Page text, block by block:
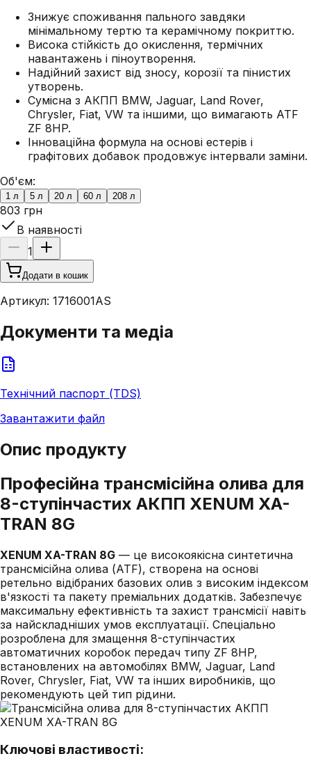
Знижує споживання пального завдяки
мінімальному тертю та керамічному покриттю.
Висока стійкість до окислення, термічних
навантажень і піноутворення.
Надійний захист від зносу, корозії та пінистих
утворень.
Сумісна з АКПП BMW, Jaguar, Land Rover,
Chrysler, Fiat, VW та іншими, що вимагають ATF
ZF 8HP.
Інноваційна формула на основі естерів і
графітових добавок продовжує інтервали заміни.
Об'єм:
1 л 5 л 20 л 60 л 208 л
803 грн
В наявності
1
Додати в кошик
Артикул: 1716001AS
Документи та медіа
Технічний паспорт (TDS)
Завантажити файл
Опис продукту
Професійна трансмісійна олива для
8-ступінчастих АКПП XENUM XA-
TRAN 8G
XENUM XA-TRAN 8G — це високоякісна синтетична
трансмісійна олива (ATF), створена на основі
ретельно відібраних базових олив з високим індексом
в'язкості та пакету преміальних додатків. Забезпечує
максимальну ефективність та захист трансмісії навіть
за найскладніших умов експлуатації. Спеціально
розроблена для змащення 8-ступінчастих
автоматичних коробок передач типу ZF 8HP,
встановлених на автомобілях BMW, Jaguar, Land
Rover, Chrysler, Fiat, VW та інших виробників, що
рекомендують цей тип рідини.
Ключові властивості: